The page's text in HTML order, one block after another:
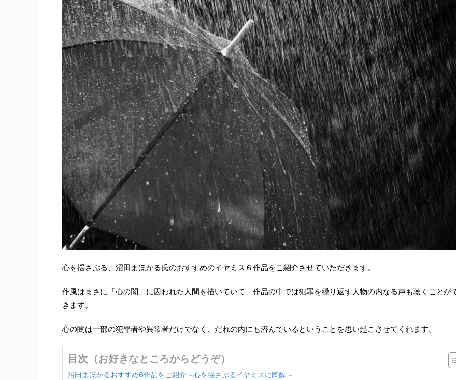
心を揺さぶる、沼田まほかる氏のおすすめのイヤミス６作品をご紹介させていただきます。
作風はまさに「心の闇」に囚われた人間を描いていて、作品の中では犯罪を繰り返す人物の内なる声も聴くことが
きます。
心の闇は一部の犯罪者や異常者だけでなく、だれの内にも潜んでいるということを思い起こさせてくれます。
目次（お好きなところからどうぞ）
沼田まほかるおすすめ6作品をご紹介～心を揺さぶるイヤミスに陶酔～